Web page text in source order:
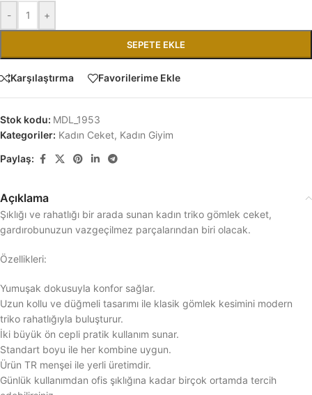
- +
SEPETE EKLE
Karşılaştırma Favorilerime Ekle
Stok kodu: MDL_1953
Kategoriler: Kadın Ceket, Kadın Giyim
Paylaş:
Açıklama
Şıklığı ve rahatlığı bir arada sunan kadın triko gömlek ceket,
gardırobunuzun vazgeçilmez parçalarından biri olacak.
Özellikleri:
Yumuşak dokusuyla konfor sağlar.
Uzun kollu ve düğmeli tasarımı ile klasik gömlek kesimini modern
triko rahatlığıyla buluşturur.
İki büyük ön cepli pratik kullanım sunar.
Standart boyu ile her kombine uygun.
Ürün TR menşei ile yerli üretimdir.
Günlük kullanımdan ofis şıklığına kadar birçok ortamda tercih